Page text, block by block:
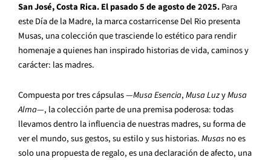
San José, Costa Rica. El pasado 5 de agosto de 2025.Para
este Día de la Madre, la marca costarricense Del Rio presenta
Musas, una colección que trasciende lo estético para rendir
homenaje a quienes han inspirado historias de vida, caminos y
carácter: las madres.
Compuesta por tres cápsulas —Musa Esencia,Musa LuzyMusa
Alma—, la colección parte de una premisa poderosa: todas
llevamos dentro la influencia de nuestras madres, su forma de
ver el mundo, sus gestos, su estilo y sus historias.Musasno es
solo una propuesta de regalo, es una declaración de afecto, una